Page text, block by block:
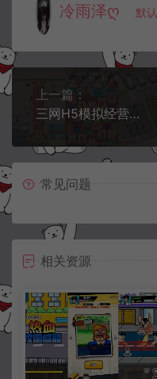
冷雨泽ღ 默
上一篇：
三网H5模拟经营游戏【开个供销社H5】12月最新整理Linux手工服务端+Win一键服务端+解压即玩+简易安卓客户端+详细搭建教程
常见问题
相关资源